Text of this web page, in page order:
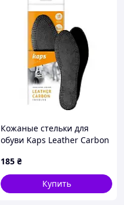
Кожаные стельки для
обуви Kaps Leather Carbon
185 ₴
Купить